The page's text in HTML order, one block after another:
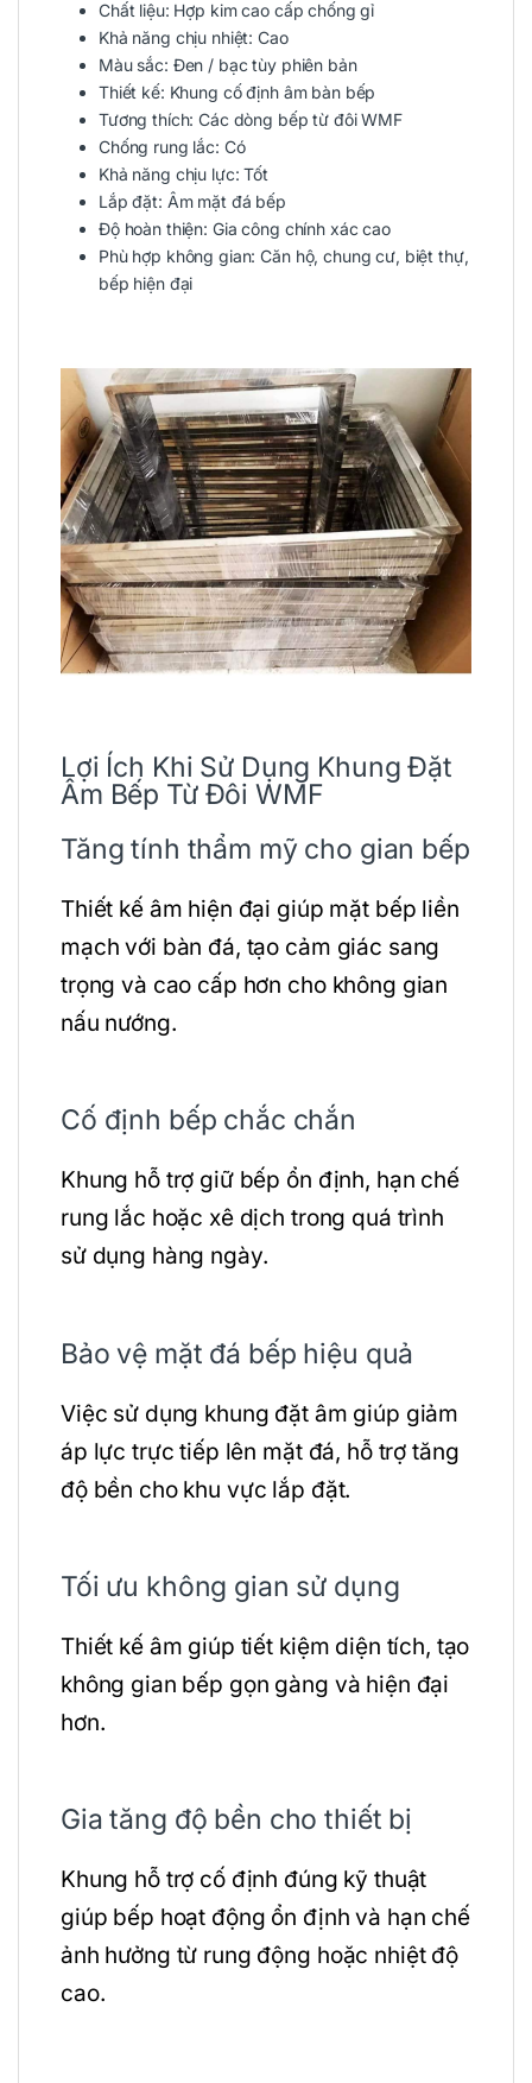
Chất liệu: Hợp kim cao cấp chống gỉ
Khả năng chịu nhiệt: Cao
Màu sắc: Đen / bạc tùy phiên bản
Thiết kế: Khung cố định âm bàn bếp
Tương thích: Các dòng bếp từ đôi WMF
Chống rung lắc: Có
Khả năng chịu lực: Tốt
Lắp đặt: Âm mặt đá bếp
Độ hoàn thiện: Gia công chính xác cao
Phù hợp không gian: Căn hộ, chung cư, biệt thự,
bếp hiện đại
Lợi Ích Khi Sử Dụng Khung Đặt
Âm Bếp Từ Đôi WMF
Tăng tính thẩm mỹ cho gian bếp
Thiết kế âm hiện đại giúp mặt bếp liền
mạch với bàn đá, tạo cảm giác sang
trọng và cao cấp hơn cho không gian
nấu nướng.
Cố định bếp chắc chắn
Khung hỗ trợ giữ bếp ổn định, hạn chế
rung lắc hoặc xê dịch trong quá trình
sử dụng hàng ngày.
Bảo vệ mặt đá bếp hiệu quả
Việc sử dụng khung đặt âm giúp giảm
áp lực trực tiếp lên mặt đá, hỗ trợ tăng
độ bền cho khu vực lắp đặt.
Tối ưu không gian sử dụng
Thiết kế âm giúp tiết kiệm diện tích, tạo
không gian bếp gọn gàng và hiện đại
hơn.
Gia tăng độ bền cho thiết bị
Khung hỗ trợ cố định đúng kỹ thuật
giúp bếp hoạt động ổn định và hạn chế
ảnh hưởng từ rung động hoặc nhiệt độ
cao.